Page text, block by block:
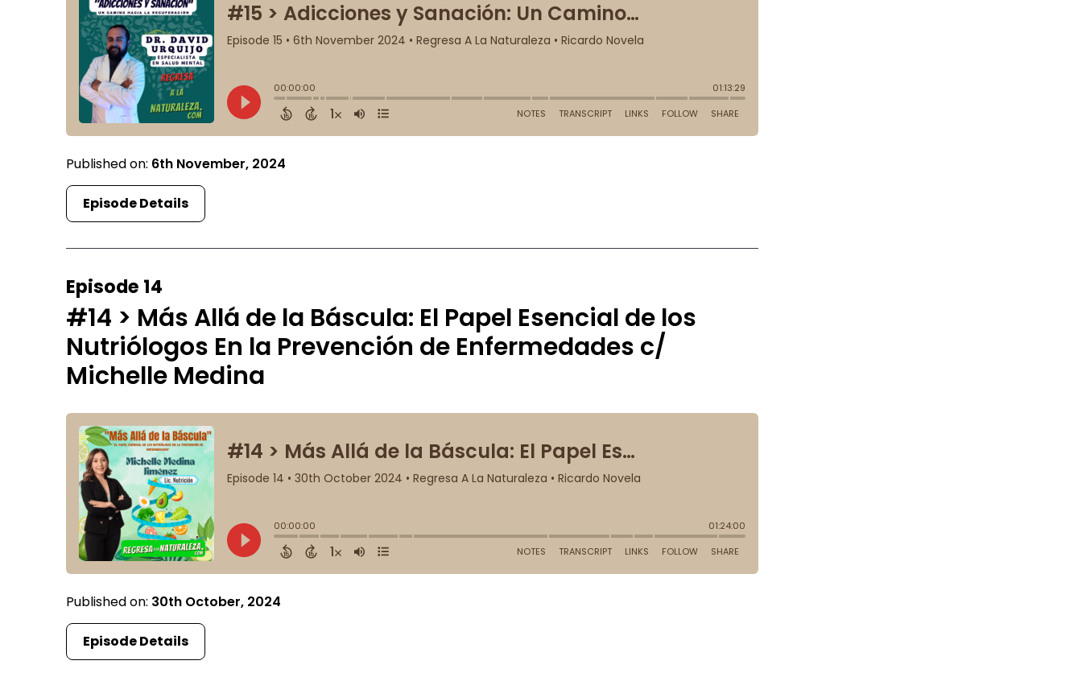
Published on: 6th November, 2024
Episode Details
Episode 14
#14 > Más Allá de la Báscula: El Papel Esencial de los
Nutriólogos En la Prevención de Enfermedades c/
Michelle Medina
Published on: 30th October, 2024
Episode Details